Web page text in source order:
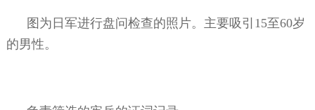
图为日军进行盘问检查的照片。主要吸引 15至60岁
的男性。